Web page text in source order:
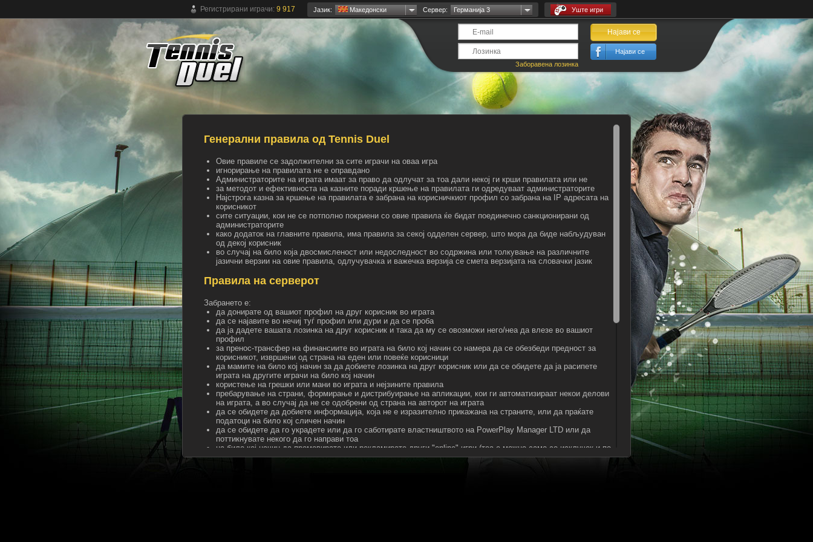
Регистрирани играчи: 9 917 Јазик: Mакедонски Сервер: Германија 3 Уште игри
Заборавена лозинка
Најави се
Најави се
Генерални правила од Tennis Duel
Овие правиле се задолжителни за сите играчи на оваа игра
игнорирање на правилата не е оправдано
Администраторите на играта имаат за право да одлучат за тоа дали некој ги крши правилата или не
за методот и ефективноста на казните поради кршење на правилата ги одредуваат администраторите
Најстрога казна за кршење на правилата е забрана на корисничкиот профил со забрана на IP адресата на
корисникот
сите ситуации, кои не се потполно покриени со овие правила ќе бидат поединечно санкционирани од
администраторите
како додаток на главните правила, има правила за секој одделен сервер, што мора да биде набљудуван
од декој корисник
во случај на било која двосмисленост или недоследност во содржина или толкување на различните
јазични верзии на овие правила, одлучувачка и важечка верзија се смета верзијата на словачки јазик
Правила на серверот
Забрането е:
да донирате од вашиот профил на друг корисник во играта
да се најавите во нечиј туѓ профил или дури и да се проба
да ја дадете вашата лозинка на друг корисник и така да му се овозможи него/неа да влезе во вашиот
профил
за пренос-трансфер на финансиите во играта на било кој начин со намера да се обезбеди предност за
корисникот, извршени од страна на еден или повеќе корисници
да мамите на било кој начин за да добиете лозинка на друг корисник или да се обидете да ја расипете
играта на другите играчи на било кој начин
користење на грешки или мани во играта и нејзините правила
пребарување на страни, формирање и дистрибуирање на апликации, кои ги автоматизираат некои делови
на играта, а во случај да не се одобрени од страна на авторот на играта
да се обидете да добиете информација, која не е изразително прикажана на страните, или да праќате
податоци на било кој сличен начин
да се обидете да го украдете или да го саботирате властништвото на PowerPlay Manager LTD или да
поттикнувате некого да го направи тоа
на било кој начин да промовирате или рекламирате други "online" игри (тоа е можно само со исклучок и по
договор со support@tennisduel.com)